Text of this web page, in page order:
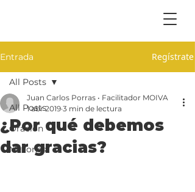
Entrada Regístrate
All Posts
Oración
Misiones
All Posts
¿Por qué debemos
dar gracias?
Juan Carlos Porras • Facilitador MOIVA
1 abr 2019 3 min de lectura